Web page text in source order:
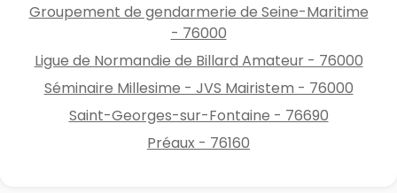
Nous vous remercions pour
votre compréhension
Groupement de gendarmerie de Seine-Maritime
- 76000
Ligue de Normandie de Billard Amateur - 76000
Séminaire Millesime - JVS Mairistem - 76000
Saint-Georges-sur-Fontaine - 76690
Préaux - 76160